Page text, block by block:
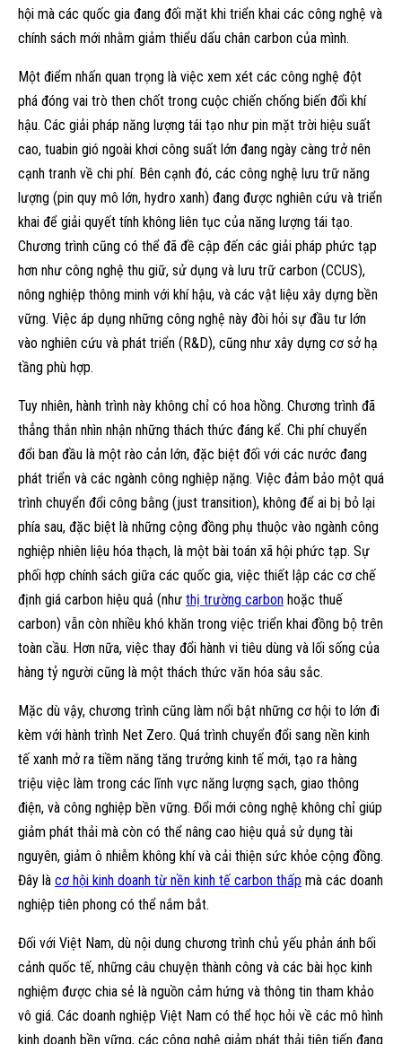
hội mà các quốc gia đang đối mặt khi triển khai các công nghệ và
chính sách mới nhằm giảm thiểu dấu chân carbon của mình.
Một điểm nhấn quan trọng là việc xem xét các công nghệ đột
phá đóng vai trò then chốt trong cuộc chiến chống biến đổi khí
hậu. Các giải pháp năng lượng tái tạo như pin mặt trời hiệu suất
cao, tuabin gió ngoài khơi công suất lớn đang ngày càng trở nên
cạnh tranh về chi phí. Bên cạnh đó, các công nghệ lưu trữ năng
lượng (pin quy mô lớn, hydro xanh) đang được nghiên cứu và triển
khai để giải quyết tính không liên tục của năng lượng tái tạo.
Chương trình cũng có thể đã đề cập đến các giải pháp phức tạp
hơn như công nghệ thu giữ, sử dụng và lưu trữ carbon (CCUS),
nông nghiệp thông minh với khí hậu, và các vật liệu xây dựng bền
vững. Việc áp dụng những công nghệ này đòi hỏi sự đầu tư lớn
vào nghiên cứu và phát triển (R&D), cũng như xây dựng cơ sở hạ
tầng phù hợp.
Tuy nhiên, hành trình này không chỉ có hoa hồng. Chương trình đã
thẳng thắn nhìn nhận những thách thức đáng kể. Chi phí chuyển
đổi ban đầu là một rào cản lớn, đặc biệt đối với các nước đang
phát triển và các ngành công nghiệp nặng. Việc đảm bảo một quá
trình chuyển đổi công bằng (just transition), không để ai bị bỏ lại
phía sau, đặc biệt là những cộng đồng phụ thuộc vào ngành công
nghiệp nhiên liệu hóa thạch, là một bài toán xã hội phức tạp. Sự
phối hợp chính sách giữa các quốc gia, việc thiết lập các cơ chế
định giá carbon hiệu quả (như thị trường carbon hoặc thuế
carbon) vẫn còn nhiều khó khăn trong việc triển khai đồng bộ trên
toàn cầu. Hơn nữa, việc thay đổi hành vi tiêu dùng và lối sống của
hàng tỷ người cũng là một thách thức văn hóa sâu sắc.
Mặc dù vậy, chương trình cũng làm nổi bật những cơ hội to lớn đi
kèm với hành trình Net Zero. Quá trình chuyển đổi sang nền kinh
tế xanh mở ra tiềm năng tăng trưởng kinh tế mới, tạo ra hàng
triệu việc làm trong các lĩnh vực năng lượng sạch, giao thông
điện, và công nghiệp bền vững. Đổi mới công nghệ không chỉ giúp
giảm phát thải mà còn có thể nâng cao hiệu quả sử dụng tài
nguyên, giảm ô nhiễm không khí và cải thiện sức khỏe cộng đồng.
Đây là cơ hội kinh doanh từ nền kinh tế carbon thấp mà các doanh
nghiệp tiên phong có thể nắm bắt.
Đối với Việt Nam, dù nội dung chương trình chủ yếu phản ánh bối
cảnh quốc tế, những câu chuyện thành công và các bài học kinh
nghiệm được chia sẻ là nguồn cảm hứng và thông tin tham khảo
vô giá. Các doanh nghiệp Việt Nam có thể học hỏi về các mô hình
kinh doanh bền vững, các công nghệ giảm phát thải tiên tiến đang